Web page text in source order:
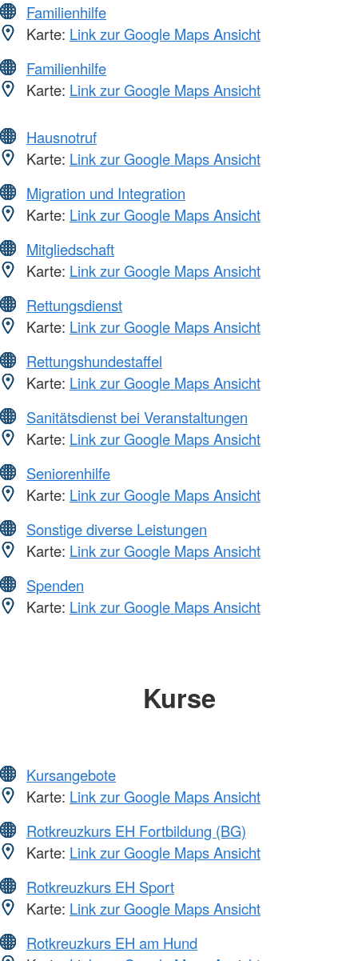
Familienhilfe
Karte: Link zur Google Maps Ansicht
Familienhilfe
Karte: Link zur Google Maps Ansicht
Hausnotruf
Karte: Link zur Google Maps Ansicht
Migration und Integration
Karte: Link zur Google Maps Ansicht
Mitgliedschaft
Karte: Link zur Google Maps Ansicht
Rettungsdienst
Karte: Link zur Google Maps Ansicht
Rettungshundestaffel
Karte: Link zur Google Maps Ansicht
Sanitätsdienst bei Veranstaltungen
Karte: Link zur Google Maps Ansicht
Seniorenhilfe
Karte: Link zur Google Maps Ansicht
Sonstige diverse Leistungen
Karte: Link zur Google Maps Ansicht
Spenden
Karte: Link zur Google Maps Ansicht
Kurse
Kursangebote
Karte: Link zur Google Maps Ansicht
Rotkreuzkurs EH Fortbildung (BG)
Karte: Link zur Google Maps Ansicht
Rotkreuzkurs EH Sport
Karte: Link zur Google Maps Ansicht
Rotkreuzkurs EH am Hund